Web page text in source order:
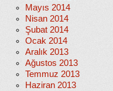
Mayıs 2014
Nisan 2014
Şubat 2014
Ocak 2014
Aralık 2013
Ağustos 2013
Temmuz 2013
Haziran 2013